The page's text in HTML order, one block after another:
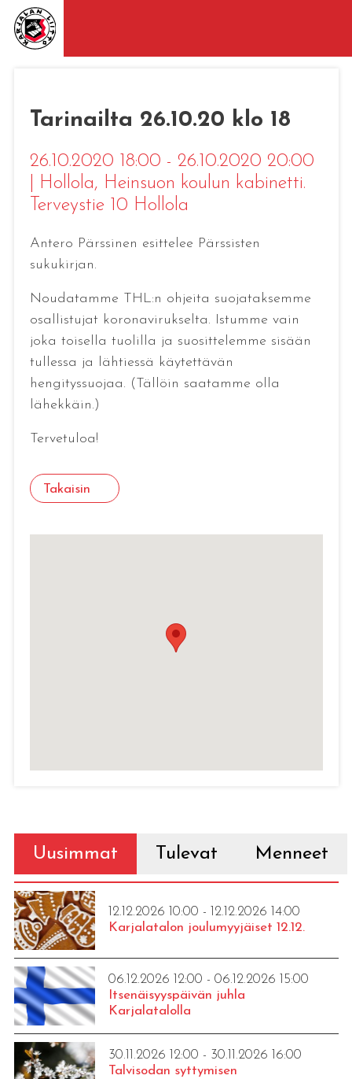
Tarinailta 26.10.20 klo 18
26.10.2020 18:00 - 26.10.2020 20:00
Hollola, Heinsuon koulun kabinetti.
Terveystie 10 Hollola
Antero Pärssinen esittelee Pärssisten
sukukirjan.
Noudatamme THL:n ohjeita suojataksemme
osallistujat koronavirukselta. Istumme vain
joka toisella tuolilla ja suosittelemme sisään
tullessa ja lähtiessä käytettävän
hengityssuojaa. (Tällöin saatamme olla
lähekkäin.)
Tervetuloa!
Takaisin
Uusimmat Tulevat Menneet
12.12.2026 10:00 - 12.12.2026 14:00
Karjalatalon joulumyyjäiset 12.12.
06.12.2026 12:00 - 06.12.2026 15:00
Itsenäisyyspäivän juhla
Karjalatalolla
30.11.2026 12:00 - 30.11.2026 16:00
Talvisodan syttymisen